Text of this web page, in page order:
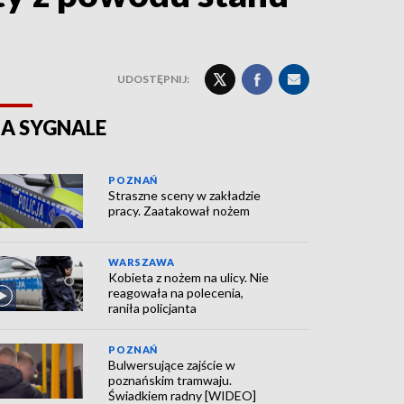
UDOSTĘPNIJ:
SYGNALE
POZNAŃ
Straszne sceny w zakładzie
pracy. Zaatakował nożem
WARSZAWA
Kobieta z nożem na ulicy. Nie
reagowała na polecenia,
raniła policjanta
POZNAŃ
Bulwersujące zajście w
poznańskim tramwaju.
Świadkiem radny [WIDEO]